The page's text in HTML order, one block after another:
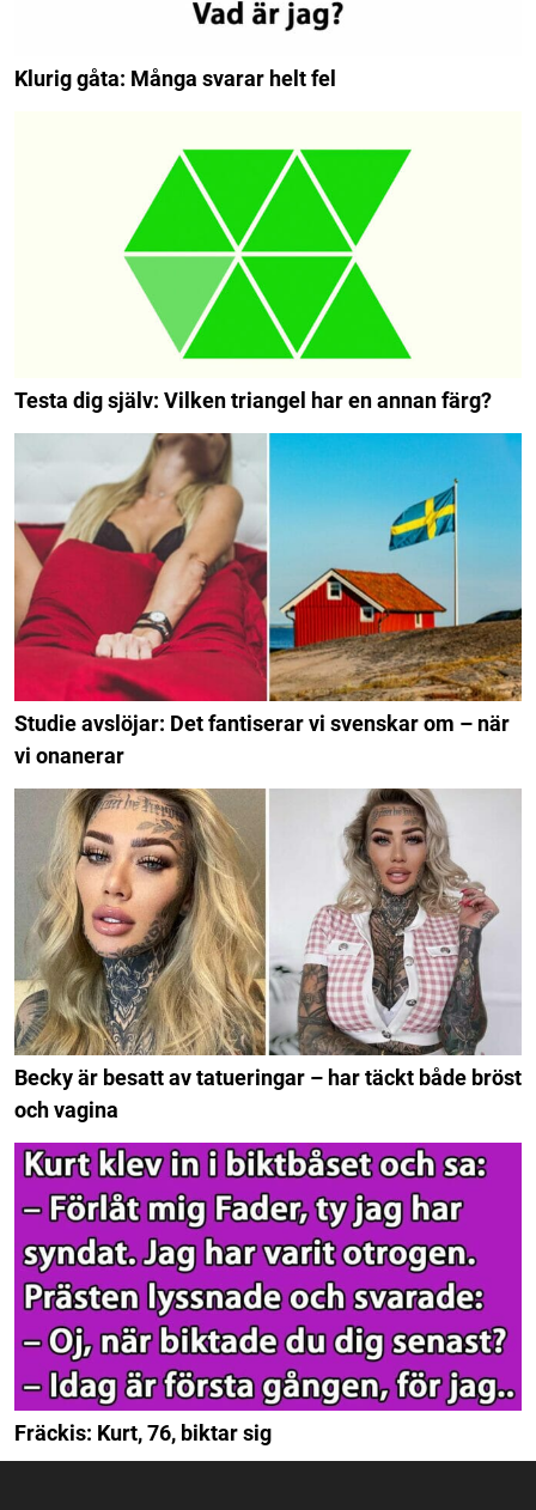
Klurig gåta: Många svarar helt fel
Testa dig själv: Vilken triangel har en annan färg?
Studie avslöjar: Det fantiserar vi svenskar om – när
vi onanerar
Becky är besatt av tatueringar – har täckt både bröst
och vagina
Fräckis: Kurt, 76, biktar sig